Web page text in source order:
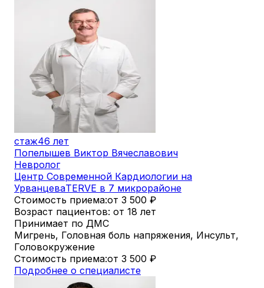
стаж46 лет
Попелышев Виктор Вячеславович
Невролог
Центр Современной Кардиологии на
УрванцеваTERVE в 7 микрорайоне
Стоимость приема:от 3 500 ₽
Возраст пациентов: от 18 лет
Принимает по ДМС
Мигрень, Головная боль напряжения, Инсульт,
Головокружение
Стоимость приема:от 3 500 ₽
Подробнее о специалисте